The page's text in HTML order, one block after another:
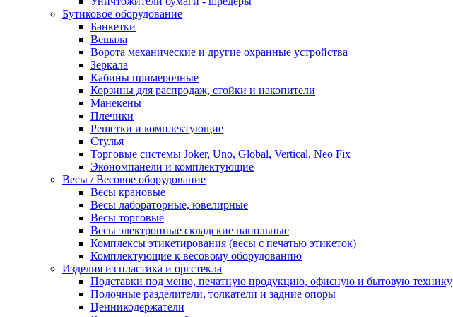
Бутиковое оборудование
Банкетки
Вешала
Ворота механические и другие охранные устройства
Зеркала
Кабины примерочные
Корзины для распродаж, стойки и накопители
Манекены
Плечики
Решетки и комплектующие
Стулья
Торговые системы Joker, Uno, Global, Vertical, Neo Fix
Экономпанели и комплектующие
Весы / Весовое оборудование
Весы крановые
Весы лабораторные, ювелирные
Весы торговые
Весы электронные складские напольные
Комплексы этикетирования (весы с печатью этикеток)
Комплектующие к весовому оборудованию
Изделия из пластика и оргстекла
Подставки под меню, печатную продукцию, офисную и бытовую технику
Полочные разделители, толкатели и задние опоры
Ценникодержатели